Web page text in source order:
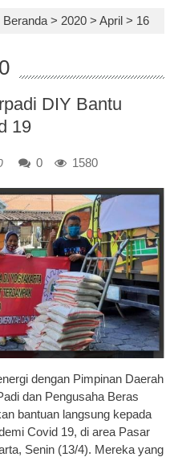
Beranda > 2020 >April > 16
DIY Bantu
19
0 1580
dengan Pimpinan Daerah
dan Pengusaha Beras
bantuan langsung kepada
Covid 19, di area Pasar
Senin (13/4). Mereka yang